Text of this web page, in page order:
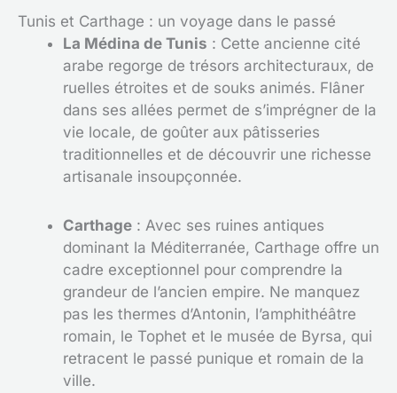
Tunis et Carthage : un voyage dans le passé
La Médina de Tunis : Cette ancienne cité
arabe regorge de trésors architecturaux, de
ruelles étroites et de souks animés. Flâner
dans ses allées permet de s’imprégner de la
vie locale, de goûter aux pâtisseries
traditionnelles et de découvrir une richesse
artisanale insoupçonnée.
Carthage : Avec ses ruines antiques
dominant la Méditerranée, Carthage offre un
cadre exceptionnel pour comprendre la
grandeur de l’ancien empire. Ne manquez
pas les thermes d’Antonin, l’amphithéâtre
romain, le Tophet et le musée de Byrsa, qui
retracent le passé punique et romain de la
ville.